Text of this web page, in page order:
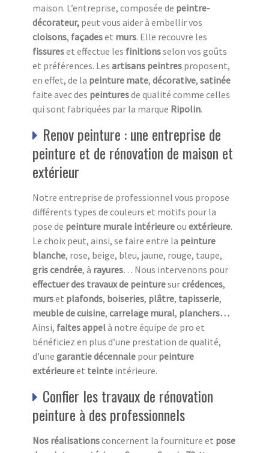
maison. L’entreprise, composée de peintre-
décorateur, peut vous aider à embellir vos
cloisons, façadeset murs. Elle recouvre les
fissureset effectue les finitionsselon vos goûts
et préférences. Les artisans peintres proposent,
en effet, de la peinture mate, décorative, satinée
faite avec des peinturesde qualité comme celles
qui sont fabriquées par la marque Ripolin.
Renov peinture : une entreprise de
peinture et de rénovation de maison et
extérieur
Notre entreprise de professionnel vous propose
différents types de couleurs et motifs pour la
pose de peinture murale intérieureou extérieure.
Le choix peut, ainsi, se faire entre la peinture
blanche, rose, beige, bleu, jaune, rouge, taupe,
gris cendrée, à rayures… Nous intervenons pour
effectuer des travaux de peinturesurcrédences,
murset plafonds, boiseries, plâtre, tapisserie,
meuble de cuisine, carrelage mural, planchers…
Ainsi, faites appelà notre équipe de pro et
bénéficiez en plus d’une prestation de qualité,
d’une garantie décennale pour peinture
extérieureet teinte intérieure.
Confier les travaux de rénovation
peinture à des professionnels
Nos réalisationsconcernent la fourniture et pose